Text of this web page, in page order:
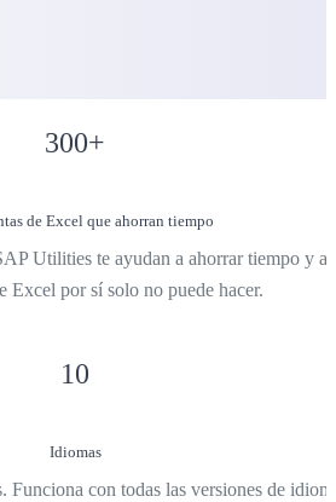
300+
de Excel que ahorran tiempo
Utilities te ayudan a ahorrar tiempo y a
Excel por sí solo no puede hacer.
10
Idiomas
Funciona con todas las versiones de